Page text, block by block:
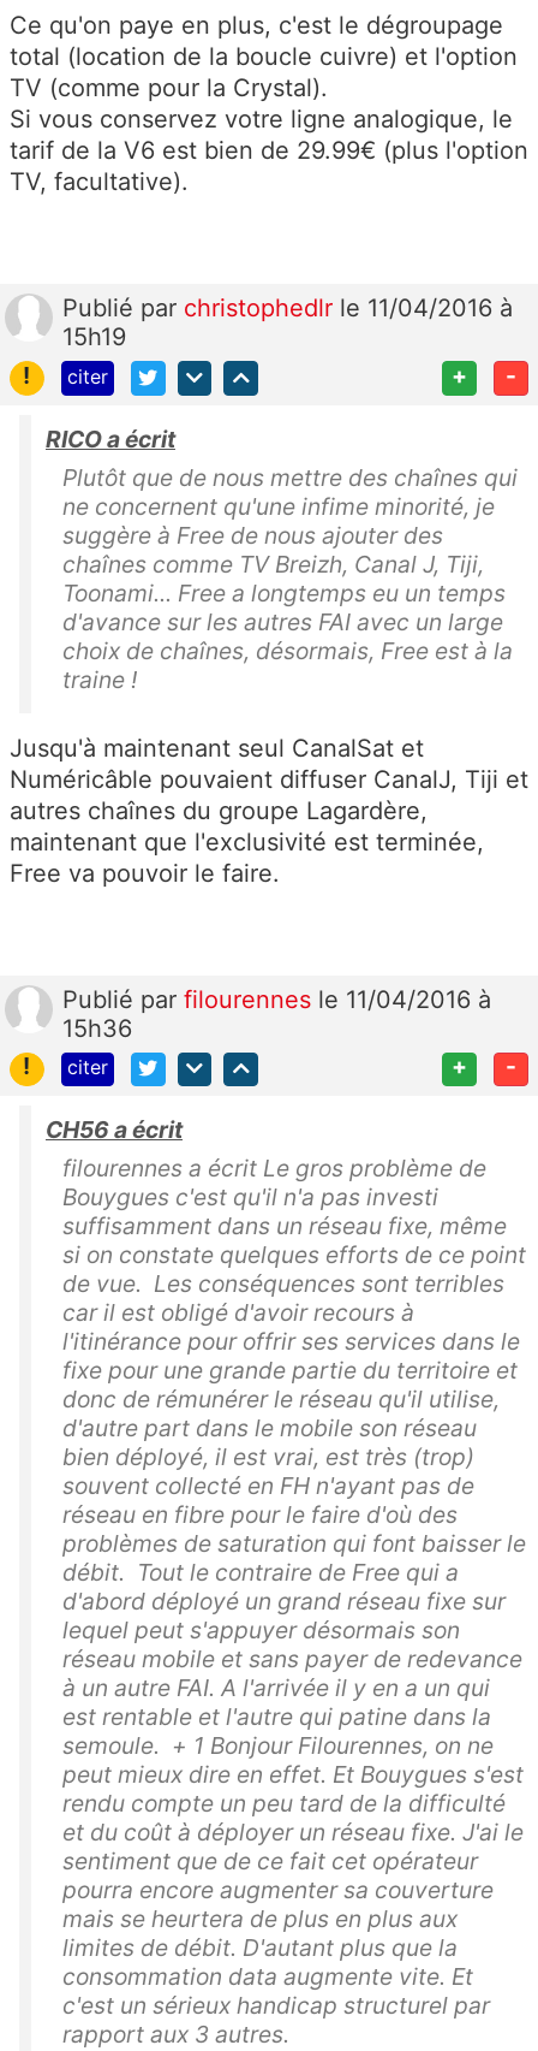
Ce qu'on paye en plus, c'est le dégroupage
total (location de la boucle cuivre) et l'option
TV (comme pour la Crystal).
Si vous conservez votre ligne analogique, le
tarif de la V6 est bien de 29.99€ (plus l'option
TV, facultative).
Publié par christophedlr le 11/04/2016 à
15h19
!
citer + -
RICO a écrit
Plutôt que de nous mettre des chaînes qui
ne concernent qu'une infime minorité, je
suggère à Free de nous ajouter des
chaînes comme TV Breizh, Canal J, Tiji,
Toonami... Free a longtemps eu un temps
d'avance sur les autres FAI avec un large
choix de chaînes, désormais, Free est à la
traine !
Jusqu'à maintenant seul CanalSat et
Numéricâble pouvaient diffuser CanalJ, Tiji et
autres chaînes du groupe Lagardère,
maintenant que l'exclusivité est terminée,
Free va pouvoir le faire.
Publié par filourennes le 11/04/2016 à
15h36
!
citer + -
CH56 a écrit
filourennes a écrit Le gros problème de
Bouygues c'est qu'il n'a pas investi
suffisamment dans un réseau fixe, même
si on constate quelques efforts de ce point
de vue. Les conséquences sont terribles
car il est obligé d'avoir recours à
l'itinérance pour offrir ses services dans le
fixe pour une grande partie du territoire et
donc de rémunérer le réseau qu'il utilise,
d'autre part dans le mobile son réseau
bien déployé, il est vrai, est très (trop)
souvent collecté en FH n'ayant pas de
réseau en fibre pour le faire d'où des
problèmes de saturation qui font baisser le
débit. Tout le contraire de Free qui a
d'abord déployé un grand réseau fixe sur
lequel peut s'appuyer désormais son
réseau mobile et sans payer de redevance
à un autre FAI. A l'arrivée il y en a un qui
est rentable et l'autre qui patine dans la
semoule. + 1 Bonjour Filourennes, on ne
peut mieux dire en effet. Et Bouygues s'est
rendu compte un peu tard de la difficulté
et du coût à déployer un réseau fixe. J'ai le
sentiment que de ce fait cet opérateur
pourra encore augmenter sa couverture
mais se heurtera de plus en plus aux
limites de débit. D'autant plus que la
consommation data augmente vite. Et
c'est un sérieux handicap structurel par
rapport aux 3 autres.